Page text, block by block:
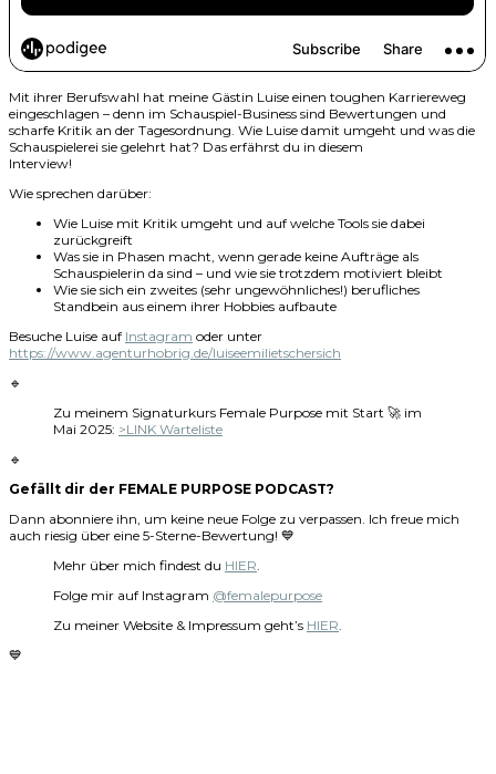
Mit ihrer Berufswahl hat meine Gästin Luise einen toughen Karriereweg
eingeschlagen – denn im Schauspiel-Business sind Bewertungen und
scharfe Kritik an der Tagesordnung. Wie Luise damit umgeht und was die
Schauspielerei sie gelehrt hat? Das erfährst du in diesem
Interview!
Wie sprechen darüber:
Wie Luise mit Kritik umgeht und auf welche Tools sie dabei
zurückgreift
Was sie in Phasen macht, wenn gerade keine Aufträge als
Schauspielerin da sind – und wie sie trotzdem motiviert bleibt
Wie sie sich ein zweites (sehr ungewöhnliches!) berufliches
Standbein aus einem ihrer Hobbies aufbaute
Besuche Luise auf Instagram oder unter
https://www.agenturhobrig.de/luiseemilietschersich
🔹
Zu meinem Signaturkurs Female Purpose mit Start 🚀 im
Mai 2025: >LINK Warteliste
🔹
Gefällt dir der FEMALE PURPOSE PODCAST?
Dann abonniere ihn, um keine neue Folge zu verpassen. Ich freue mich
auch riesig über eine 5-Sterne-Bewertung! 💙
Mehr über mich findest du HIER
Folge mir auf Instagram @femalepurpose
Zu meiner Website & Impressum geht’s HIER
💙